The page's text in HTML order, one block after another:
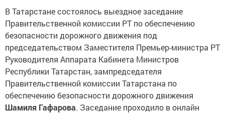
В Татарстане состоялось выездное заседание
Правительственной комиссии РТ по обеспечению
безопасности дорожного движения под
председательством Заместителя Премьер-министра РТ
Руководителя Аппарата Кабинета Министров
Республики Татарстан, зампредседателя
Правительственной комиссии Татарстана по
обеспечению безопасности дорожного движения
Шамиля Гафарова. Заседание проходило в онлайн